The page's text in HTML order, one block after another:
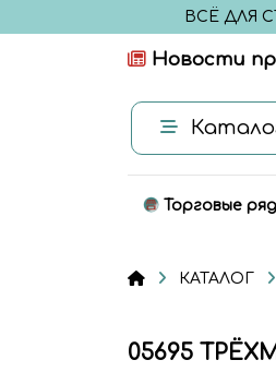
ВСЁ ДЛЯ
Новости
Торговые
КАТАЛОГ
05695